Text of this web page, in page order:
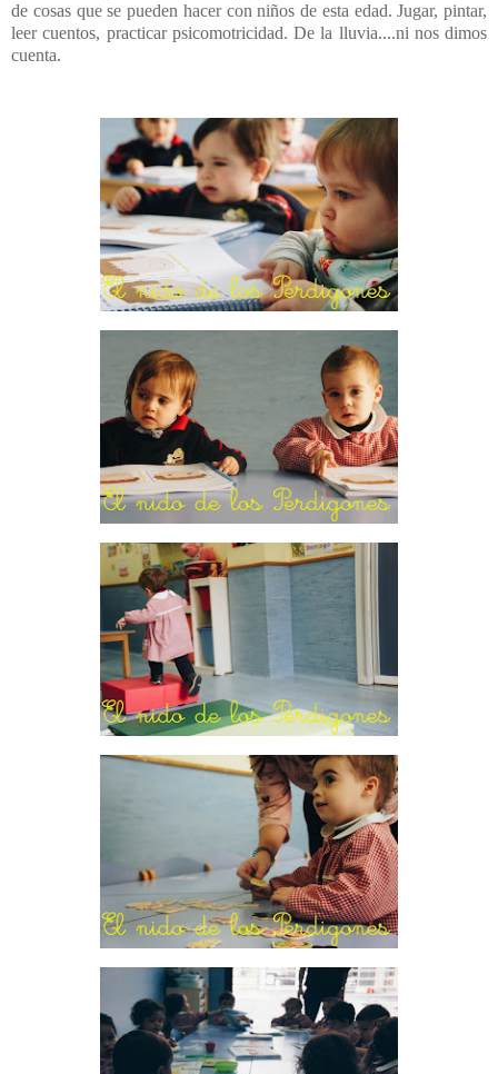
de cosas que se pueden hacer con niños de esta edad. Jugar, pintar,
leer cuentos, practicar psicomotricidad. De la lluvia....ni nos dimos
cuenta.